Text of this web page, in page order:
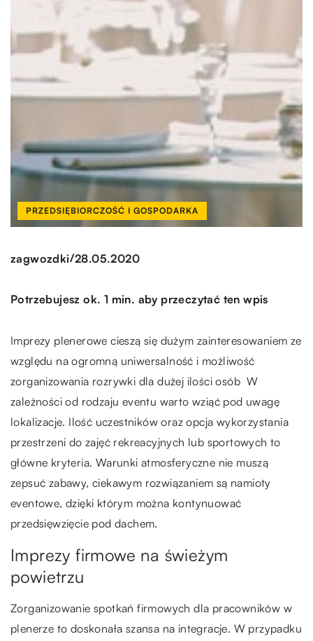
PRZEDSIĘBIORCZOŚĆ I GOSPODARKA
zagwozdki/28.05.2020
Potrzebujesz ok. 1 min. aby przeczytać ten wpis
Imprezy plenerowe cieszą się dużym zainteresowaniem ze
względu na ogromną uniwersalność i możliwość
zorganizowania rozrywki dla dużej ilości osób W
zależności od rodzaju eventu warto wziąć pod uwagę
lokalizacje. Ilość uczestników oraz opcja wykorzystania
przestrzeni do zajęć rekreacyjnych lub sportowych to
główne kryteria. Warunki atmosferyczne nie muszą
zepsuć zabawy, ciekawym rozwiązaniem są namioty
eventowe, dzięki którym można kontynuować
przedsięwzięcie pod dachem.
Imprezy firmowe na świeżym
powietrzu
Zorganizowanie spotkań firmowych dla pracowników w
plenerze to doskonała szansa na integracje. W przypadku